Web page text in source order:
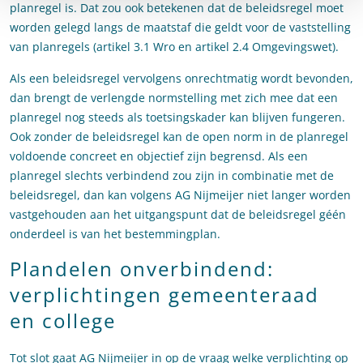
planregel is. Dat zou ook betekenen dat de beleidsregel moet
worden gelegd langs de maatstaf die geldt voor de vaststelling
van planregels (artikel 3.1 Wro en artikel 2.4 Omgevingswet).
Als een beleidsregel vervolgens onrechtmatig wordt bevonden,
dan brengt de verlengde normstelling met zich mee dat een
planregel nog steeds als toetsingskader kan blijven fungeren.
Ook zonder de beleidsregel kan de open norm in de planregel
voldoende concreet en objectief zijn begrensd. Als een
planregel slechts verbindend zou zijn in combinatie met de
beleidsregel, dan kan volgens AG Nijmeijer niet langer worden
vastgehouden aan het uitgangspunt dat de beleidsregel géén
onderdeel is van het bestemmingplan.
Plandelen onverbindend:
verplichtingen gemeenteraad
en college
Tot slot gaat AG Nijmeijer in op de vraag welke verplichting op